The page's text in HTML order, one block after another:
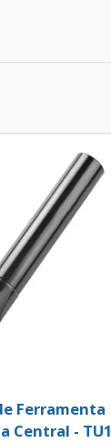
Ferramenta
Central - TU1